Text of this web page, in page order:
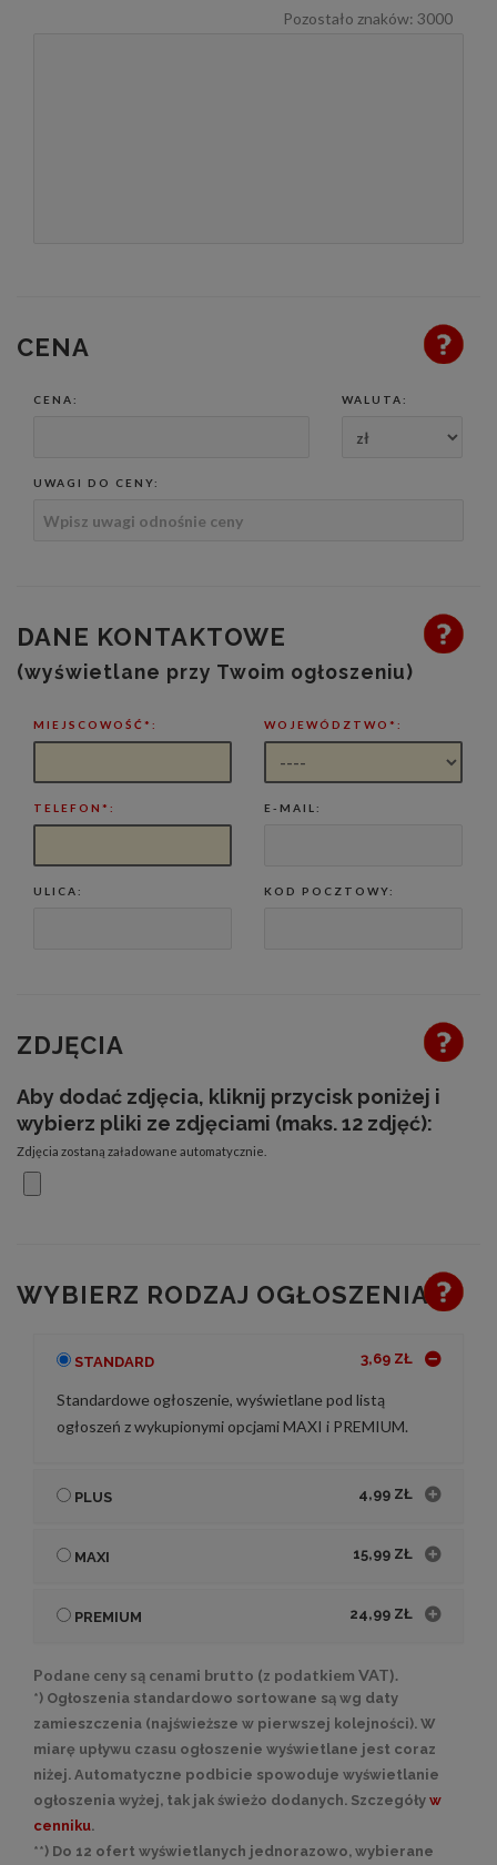
Pozostało znaków: 3000
CENA
CENA: WALUTA:
UWAGI DO CENY:
DANE KONTAKTOWE
(wyświetlane przy Twoim ogłoszeniu)
MIEJSCOWOŚĆ*: WOJEWÓDZTWO*:
TELEFON*: E-MAIL:
ULICA: KOD POCZTOWY:
ZDJĘCIA
Aby dodać zdjęcia, kliknij przycisk poniżej i
wybierz pliki ze zdjęciami (maks. 12 zdjęć):
Zdjęcia zostaną załadowane automatycznie.
WYBIERZ RODZAJ OGŁOSZENIA
STANDARD 3,69 ZŁ
Standardowe ogłoszenie, wyświetlane pod listą
ogłoszeń z wykupionymi opcjami MAXI i PREMIUM.
PLUS 4,99 ZŁ
MAXI 15,99 ZŁ
PREMIUM 24,99 ZŁ
Podane ceny są cenami brutto (z podatkiem VAT).
*) Ogłoszenia standardowo sortowane są wg daty
zamieszczenia (najświeższe w pierwszej kolejności). W
miarę upływu czasu ogłoszenie wyświetlane jest coraz
niżej. Automatyczne podbicie spowoduje wyświetlanie
ogłoszenia wyżej, tak jak świeżo dodanych. Szczegóły w
cenniku.
**) Do 12 ofert wyświetlanych jednorazowo, wybierane